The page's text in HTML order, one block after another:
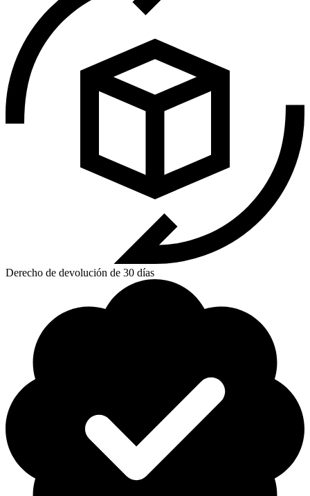
Derecho de devolución de 30 días